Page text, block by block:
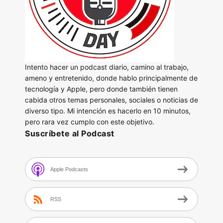
Intento hacer un podcast diario, camino al trabajo,
ameno y entretenido, donde hablo principalmente de
tecnología y Apple, pero donde también tienen
cabida otros temas personales, sociales o noticias de
diverso tipo. Mi intención es hacerlo en 10 minutos,
pero rara vez cumplo con este objetivo.
Suscríbete al Podcast
Apple Podcasts
RSS